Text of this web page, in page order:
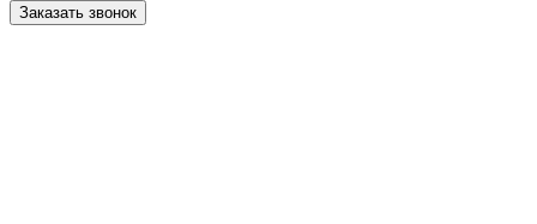
Заказать звонок